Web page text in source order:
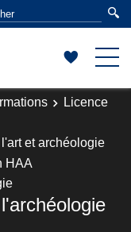
Licence
et archéologie
HAA